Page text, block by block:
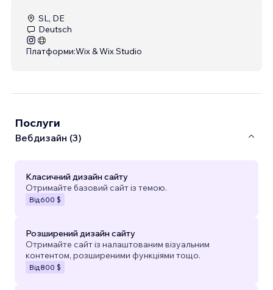
SL, DE
Deutsch
Платформи:Wix & Wix Studio
Послуги
Вебдизайн (3)
Класичний дизайн сайту
Отримайте базовий сайт із темою.
Від 600 $
Розширений дизайн сайту
Отримайте сайт із налаштованим візуальним
контентом, розширеними функціями тощо.
Від 800 $